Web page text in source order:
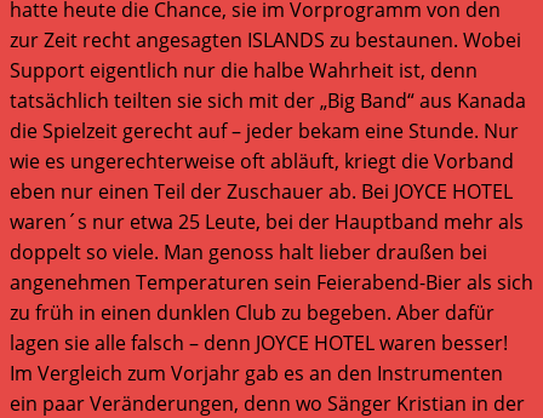
hatte heute die Chance, sie im Vorprogramm von den
zur Zeit recht angesagten ISLANDS zu bestaunen. Wobei
Support eigentlich nur die halbe Wahrheit ist, denn
tatsächlich teilten sie sich mit der „Big Band“ aus Kanada
die Spielzeit gerecht auf – jeder bekam eine Stunde. Nur
wie es ungerechterweise oft abläuft, kriegt die Vorband
eben nur einen Teil der Zuschauer ab. Bei JOYCE HOTEL
waren´s nur etwa 25 Leute, bei der Hauptband mehr als
doppelt so viele. Man genoss halt lieber draußen bei
angenehmen Temperaturen sein Feierabend-Bier als sich
zu früh in einen dunklen Club zu begeben. Aber dafür
lagen sie alle falsch – denn JOYCE HOTEL waren besser!
Im Vergleich zum Vorjahr gab es an den Instrumenten
ein paar Veränderungen, denn wo Sänger Kristian in der